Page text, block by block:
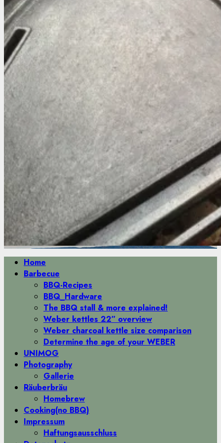
Primäres
Menü
Home
Barbecue
BBQ-Recipes
BBQ_Hardware
The BBQ stall & more explained!
Weber kettles 22″ overview
Weber charcoal kettle size comparison
Determine the age of your WEBER
UNIMOG
Photography
Gallerie
Räuberbräu
Homebrew
Cooking(no BBQ)
Impressum
Haftungsausschluss